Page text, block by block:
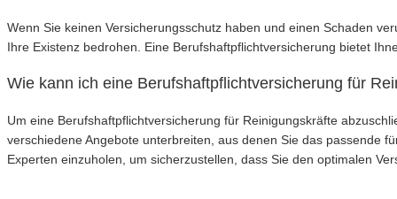
Wenn Sie keinen Versicherungsschutz haben und einen Schaden
Ihre Existenz bedrohen. Eine Berufshaftpflichtversicherung bietet
Wie kann ich eine Berufshaftpflichtversicherung für
Um eine Berufshaftpflichtversicherung für Reinigungskräfte
verschiedene Angebote unterbreiten, aus denen Sie das passende
Experten einzuholen, um sicherzustellen, dass Sie den optimalen